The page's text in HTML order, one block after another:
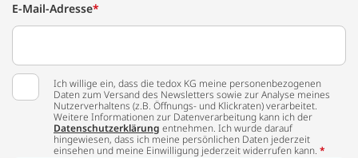
E-Mail-Adresse*
Ich willige ein, dass die tedox KG meine personenbezogenen
Daten zum Versand des Newsletters sowie zur Analyse meines
Nutzerverhaltens (z.B. Öffnungs- und Klickraten) verarbeitet.
Weitere Informationen zur Datenverarbeitung kann ich der
Datenschutzerklärung entnehmen. Ich wurde darauf
hingewiesen, dass ich meine persönlichen Daten jederzeit
einsehen und meine Einwilligung jederzeit widerrufen kann. *